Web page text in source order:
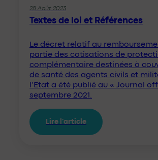
28 Août 2023
Textes de loi et Références
Le décret relatif au
partie des cotisations de
complémentaire destinées à
de santé des agents civils et
l’Etat a été publié au « Journal
septembre 2021.
Lire l'article